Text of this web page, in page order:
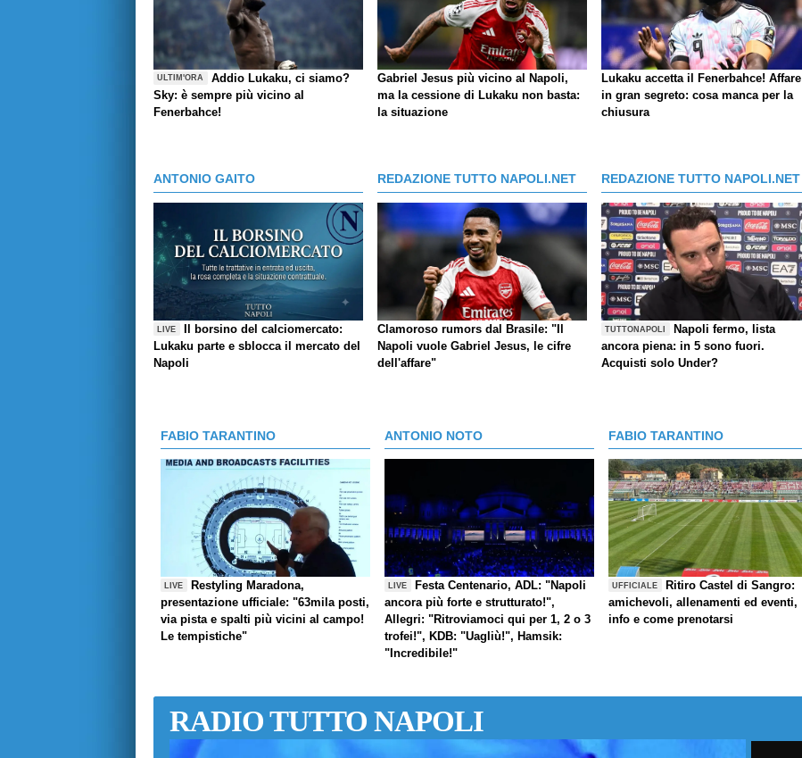
ULTIM'ORA
Addio Lukaku, ci siamo?
Sky: è sempre più vicino al
Fenerbahce!
Gabriel Jesus più vicino al Napoli,
ma la cessione di Lukaku non basta:
la situazione
Lukaku accetta il Fenerbahce! Affare
in gran segreto: cosa manca per la
chiusura
ANTONIO GAITO
LIVE
Il borsino del calciomercato:
Lukaku parte e sblocca il mercato del
Napoli
REDAZIONE TUTTO NAPOLI.NET
Clamoroso rumors dal Brasile: "Il
Napoli vuole Gabriel Jesus, le cifre
dell'affare"
REDAZIONE TUTTO NAPOLI.NET
TUTTONAPOLI
Napoli fermo, lista
ancora piena: in 5 sono fuori.
Acquisti solo Under?
FABIO TARANTINO
LIVE
Restyling Maradona,
presentazione ufficiale: "63mila posti,
via pista e spalti più vicini al campo!
Le tempistiche"
ANTONIO NOTO
LIVE
Festa Centenario, ADL: "Napoli
ancora più forte e strutturato!",
Allegri: "Ritroviamoci qui per 1, 2 o 3
trofei!", KDB: "Uagliù!", Hamsik:
"Incredibile!"
FABIO TARANTINO
UFFICIALE
Ritiro Castel di Sangro:
amichevoli, allenamenti ed eventi,
info e come prenotarsi
RADIO TUTTO NAPOLI